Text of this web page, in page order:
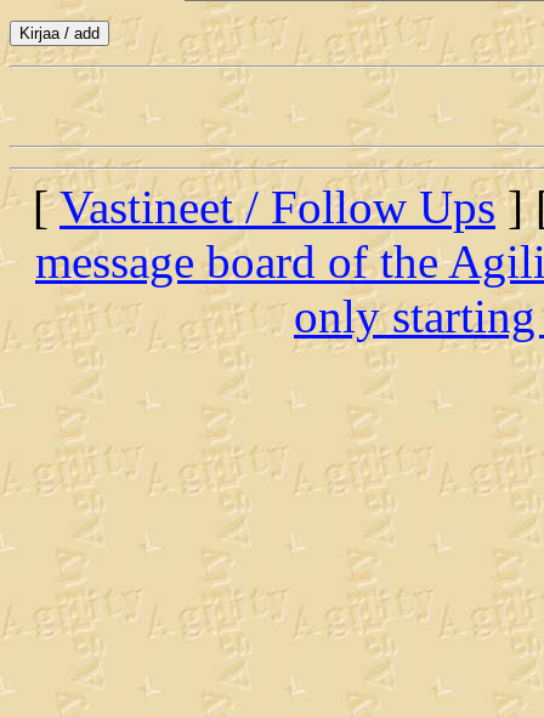
[Vastineet / Follow Ups ]
message board of the
only starting